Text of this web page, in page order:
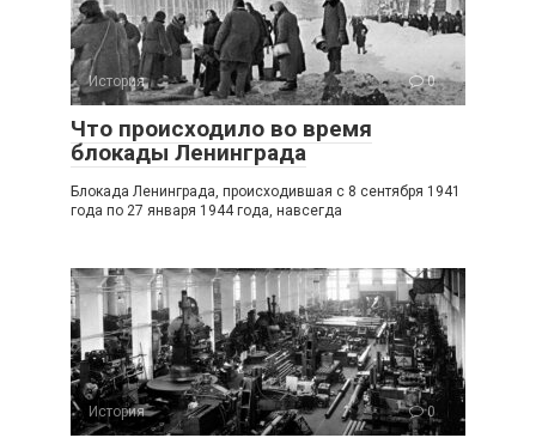
История 0
Что происходило во время
блокады Ленинграда
Блокада Ленинграда, происходившая с 8 сентября 1941
года по 27 января 1944 года, навсегда
История 0